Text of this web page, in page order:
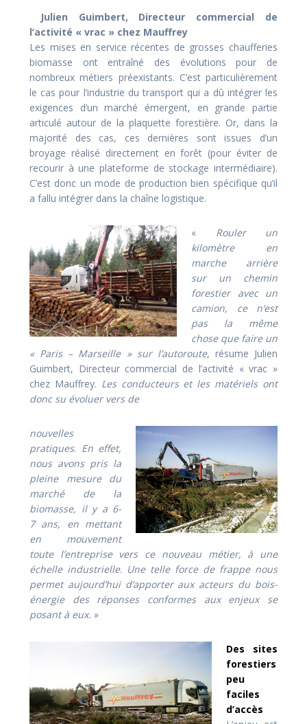
Julien Guimbert, Directeur commercial de
l’activité « vrac » chez Mauffrey
Les mises en service récentes de grosses chaufferies
biomasse ont entraîné des évolutions pour de
nombreux métiers préexistants. C’est particulièrement
le cas pour l’industrie du transport qui a dû intégrer les
exigences d’un marché émergent, en grande partie
articulé autour de la plaquette forestière. Or, dans la
majorité des cas, ces dernières sont issues d’un
broyage réalisé directement en forêt (pour éviter de
recourir à une plateforme de stockage intermédiaire).
C’est donc un mode de production bien spécifique qu’il
a fallu intégrer dans la chaîne logistique.
« Rouler un
kilomètre en
marche arrière
sur un chemin
forestier avec un
camion, ce n’est
pas la même
chose que faire un
« Paris – Marseille » sur l’autoroute, résume Julien
Guimbert, Directeur commercial de l’activité « vrac »
chez Mauffrey. Les conducteurs et les matériels ont
donc su évoluer vers de
nouvelles
pratiques. En effet,
nous avons pris la
pleine mesure du
marché de la
biomasse, il y a 6-
7 ans, en mettant
en mouvement
toute l’entreprise vers ce nouveau métier, à une
échelle industrielle. Une telle force de frappe nous
permet aujourd’hui d’apporter aux acteurs du bois-
énergie des réponses conformes aux enjeux se
posant à eux. »
Des sites
forestiers
peu
faciles
d’accès